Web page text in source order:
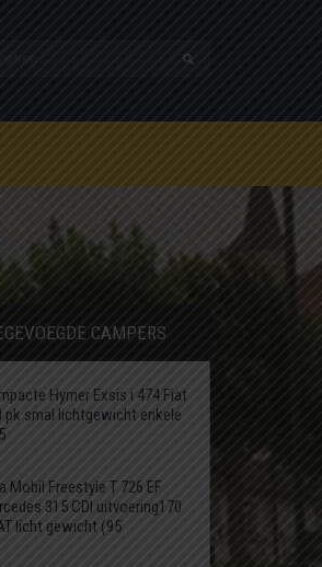
CAMPERS
Hymer Exsis i 474 Fiat
pk smal lichtgewicht enkele
Mobil Freestyle T 726 EF
315 CDI uitvoering170
licht gewicht (95